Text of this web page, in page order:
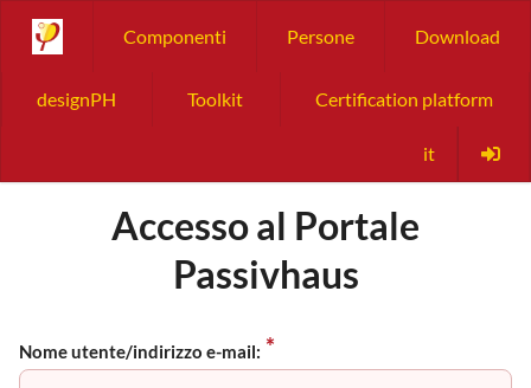
Componenti Persone Download
designPH Toolkit Certification platform
it
Accesso al Portale
Passivhaus
Nome utente/indirizzo e-mail: